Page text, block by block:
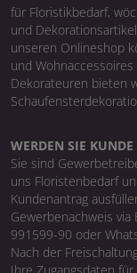
für Floristikbedarf,
und
unseren Onlineshop
und
Dekorateuren bieten
WERDEN SIE
Sie sind
uns Floristenbedarf
Kundenantrag
Gewerbenachweis via
991599-90 oder
Nach der
Ihre Zugangsdaten